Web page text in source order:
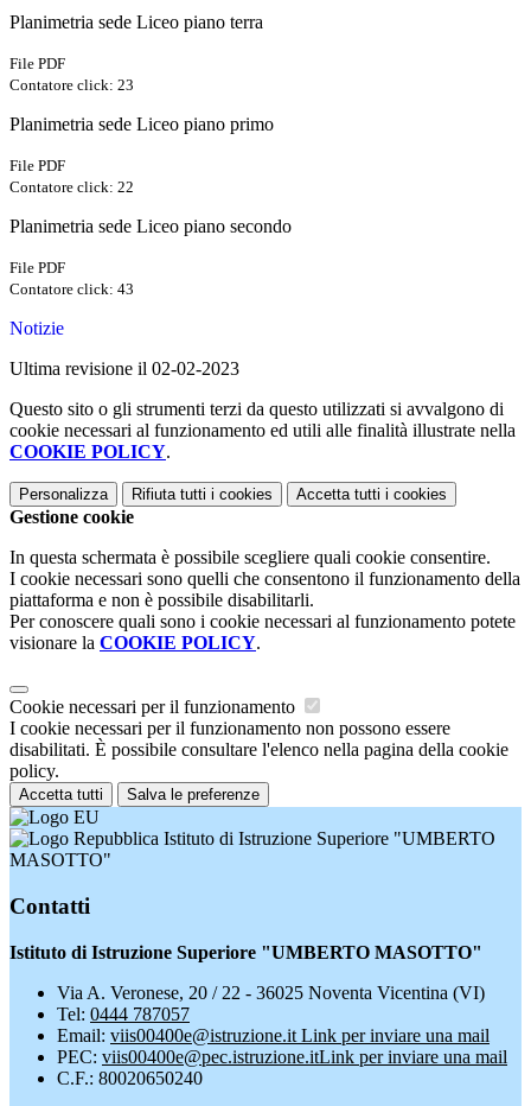
Planimetria sede Liceo piano terra
File PDF
Contatore click: 23
Planimetria sede Liceo piano primo
File PDF
Contatore click: 22
Planimetria sede Liceo piano secondo
File PDF
Contatore click: 43
Notizie
Ultima revisione il 02-02-2023
Questo sito o gli strumenti terzi da questo utilizzati si avvalgono di
cookie necessari al funzionamento ed utili alle finalità illustrate nella
COOKIE POLICY.
Personalizza Rifiuta tutti i cookies Accetta tutti i cookies
Gestione cookie
In questa schermata è possibile scegliere quali cookie consentire.
I cookie necessari sono quelli che consentono il funzionamento della
piattaforma e non è possibile disabilitarli.
Per conoscere quali sono i cookie necessari al funzionamento potete
visionare la COOKIE POLICY.
Cookie necessari per il funzionamento
I cookie necessari per il funzionamento non possono essere
disabilitati. È possibile consultare l'elenco nella pagina della cookie
policy.
Accetta tutti Salva le preferenze
Istituto di Istruzione Superiore "UMBERTO
MASOTTO"
Contatti
Istituto di Istruzione Superiore "UMBERTO MASOTTO"
Via A. Veronese, 20 / 22 - 36025 Noventa Vicentina (VI)
Tel: 0444 787057
Email: viis00400e@istruzione.it Link per inviare una mail
PEC: viis00400e@pec.istruzione.itLink per inviare una mail
C.F.: 80020650240